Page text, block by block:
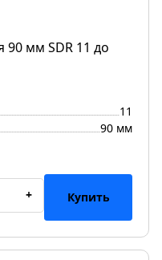
90 мм SDR 11 до
11
90 мм
+ Купить